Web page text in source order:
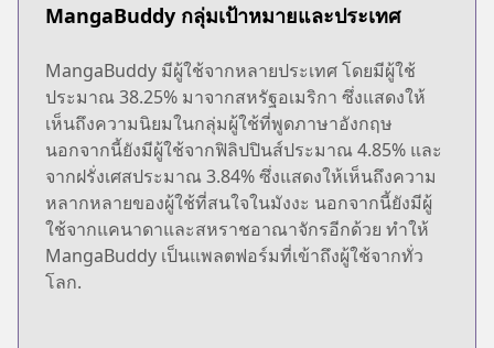
MangaBuddy กลุ่มเป้าหมายและประเทศ
MangaBuddy มีผู้ใช้จากหลายประเทศ โดยมีผู้ใช้
ประมาณ 38.25% มาจากสหรัฐอเมริกา ซึ่งแสดงให้
เห็นถึงความนิยมในกลุ่มผู้ใช้ที่พูดภาษาอังกฤษ
นอกจากนี้ยังมีผู้ใช้จากฟิลิปปินส์ประมาณ 4.85% และ
จากฝรั่งเศสประมาณ 3.84% ซึ่งแสดงให้เห็นถึงความ
หลากหลายของผู้ใช้ที่สนใจในมังงะ นอกจากนี้ยังมีผู้
ใช้จากแคนาดาและสหราชอาณาจักรอีกด้วย ทำให้
MangaBuddy เป็นแพลตฟอร์มที่เข้าถึงผู้ใช้จากทั่ว
โลก.